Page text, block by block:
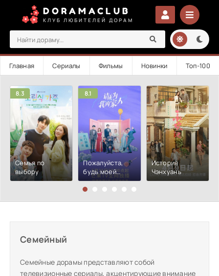
DORAMACLUB
КЛУБ ЛЮБИТЕЛЕЙ ДОРАМ
Главная Сериалы Фильмы Новинки Топ-100
8.3
Семья по
выбору
8.1
Пожалуйста,
будь моей
семьей
История
Чэнхуань
Семейный
Семейные дорамы представляют собой
телевизионные сериалы, акцентирующие внимание